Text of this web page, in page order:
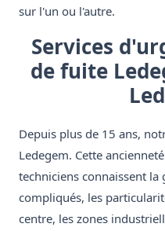
sur l'un ou l'autre.
Services
de fuite
Depuis plus de 15 ans,
Ledegem. Cette
techniciens connaissent la
compliqués, les
centre, les zones